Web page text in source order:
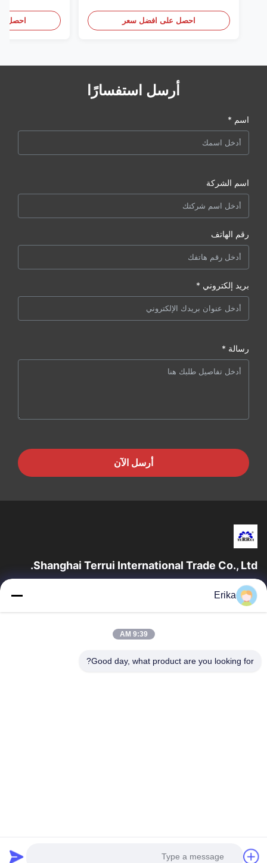
احصل على افضل سعر احصل
أرسل استفسارًا
اسم *
اسم الشركة
رقم الهاتف
بريد إلكتروني *
رسالة *
أرسل الآن
Shanghai Terrui International Trade Co., Ltd.
في تطوير وتصنيع وبيع معدات الثروة الحيوانية.
روابط سريعة
منتجات
معلومات عنا
ضبط الجودة
Erika
9:39 AM
Good day, what product are you looking for?